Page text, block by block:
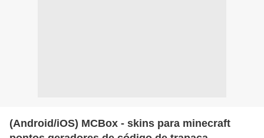
(Android/iOS) MCBox - skins para minecraft